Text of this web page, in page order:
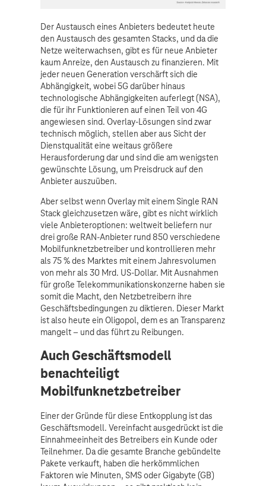
Der Austausch eines Anbieters bedeutet heute
den Austausch des gesamten Stacks, und da die
Netze weiterwachsen, gibt es für neue Anbieter
kaum Anreize, den Austausch zu finanzieren. Mit
jeder neuen Generation verschärft sich die
Abhängigkeit, wobei 5G darüber hinaus
technologische Abhängigkeiten auferlegt (NSA),
die für ihr Funktionieren auf einen Teil von 4G
angewiesen sind. Overlay-Lösungen sind zwar
technisch möglich, stellen aber aus Sicht der
Dienstqualität eine weitaus größere
Herausforderung dar und sind die am wenigsten
gewünschte Lösung, um Preisdruck auf den
Anbieter auszuüben.
Aber selbst wenn Overlay mit einem Single RAN
Stack gleichzusetzen wäre, gibt es nicht wirklich
viele Anbieteroptionen: weltweit beliefern nur
drei große RAN-Anbieter rund 850 verschiedene
Mobilfunknetzbetreiber und kontrollieren mehr
als 75 % des Marktes mit einem Jahresvolumen
von mehr als 30 Mrd. US-Dollar. Mit Ausnahmen
für große Telekommunikationskonzerne haben sie
somit die Macht, den Netzbetreibern ihre
Geschäftsbedingungen zu diktieren. Dieser Markt
ist also heute ein Oligopol, dem es an Transparenz
mangelt – und das führt zu Reibungen.
Auch Geschäftsmodell
benachteiligt
Mobilfunknetzbetreiber
Einer der Gründe für diese Entkopplung ist das
Geschäftsmodell. Vereinfacht ausgedrückt ist die
Einnahmeeinheit des Betreibers ein Kunde oder
Teilnehmer. Da die gesamte Branche gebündelte
Pakete verkauft, haben die herkömmlichen
Faktoren wie Minuten, SMS oder Gigabyte (GB)